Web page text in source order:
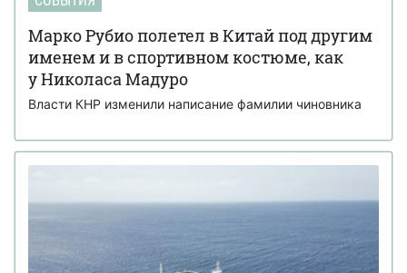
Марко Рубио полетел в Китай под другим
именем и в спортивном костюме, как
у Николаса Мадуро
Власти КНР изменили написание фамилии чиновника